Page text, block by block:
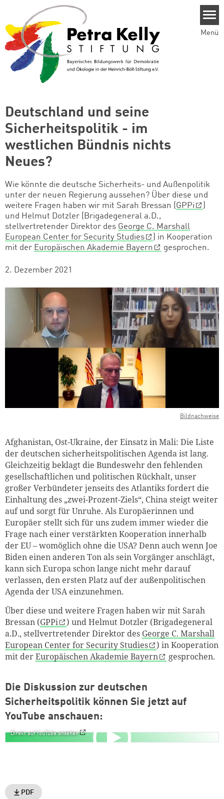
Menü
Deutschland und seine
Sicherheitspolitik - im
westlichen Bündnis nichts
Neues?
Wie könnte die deutsche Sicherheits- und Außenpolitik
unter der neuen Regierung aussehen? Über diese und
weitere Fragen haben wir mit Sarah Bressan ( GPPi
und Helmut Dotzler (Brigadegeneral a.D.,
stellvertretender Direktor des George C. Marshall
European Center for Security Studies
) in Kooperation
mit der Europäischen Akademie Bayern gesprochen.
2. Dezember 2021
Bildnachweise
Afghanistan, Ost-Ukraine, der Einsatz in Mali: Die Liste
der deutschen sicherheitspolitischen Agenda ist lang.
Gleichzeitig beklagt die Bundeswehr den fehlenden
gesellschaftlichen und politischen Rückhalt, unser
großer Verbündeter jenseits des Atlantiks fordert die
Einhaltung des „zwei-Prozent-Ziels“, China steigt weiter
auf und sorgt für Unruhe. Als Europäerinnen und
Europäer stellt sich für uns zudem immer wieder die
Frage nach einer verstärkten Kooperation innerhalb
der EU – womöglich ohne die USA? Denn auch wenn Joe
Biden einen anderen Ton als sein Vorgänger anschlägt,
kann sich Europa schon lange nicht mehr darauf
verlassen, den ersten Platz auf der außenpolitischen
Agenda der USA einzunehmen.
Über diese und weitere Fragen haben wir mit Sarah
Bressan (GPPi
) und Helmut Dotzler (Brigadegeneral
a.D., stellvertretender Direktor des George C. Marshall
European Center for Security Studies
) in Kooperation
mit derEuropäischen Akademie Bayern gesprochen.
Die Diskussion zur deutschen
Sicherheitspolitik können Sie jetzt auf
YouTube anschauen:
Direkt auf YouTube ansehen
PDF